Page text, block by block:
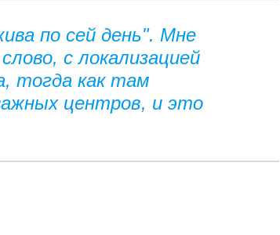
по сей день". Мне
с локализацией
тогда как там
центров, и это